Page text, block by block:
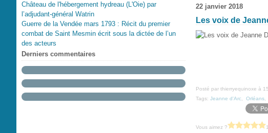
Château de l'hébergement hydreau (L'Oie) par
l’adjudant-général Watrin
Guerre de la Vendée mars 1793 : Récit du premier
combat de Saint Mesmin écrit sous la dictée de l’un
des acteurs
Derniers commentaires
22 janvier 2018
Les voix de
Posté par thierryequinoxe à
Tags: Jeanne d'Arc Orléans
Vous aimez ?